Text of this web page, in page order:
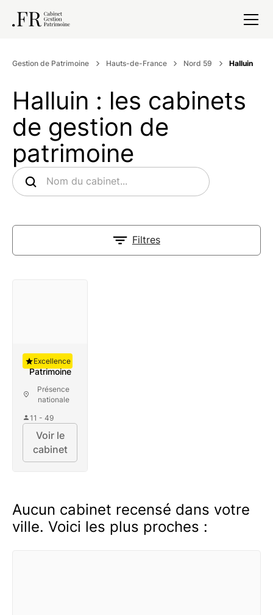
Gestion de Patrimoine Hauts-de-France Nord 59 Halluin
Halluin : les cabinets
de gestion de
patrimoine
Filtres
Auguste
Patrimoine
Présence
nationale
11 - 49
Excellence
Voir le
cabinet
Aucun cabinet recensé dans votre
ville. Voici les plus proches :